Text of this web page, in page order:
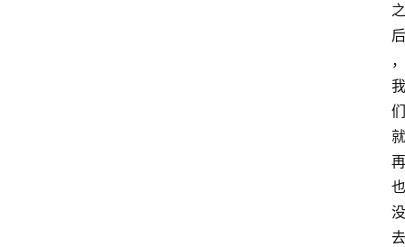
之
后
，
我
们
就
再
也
没
去